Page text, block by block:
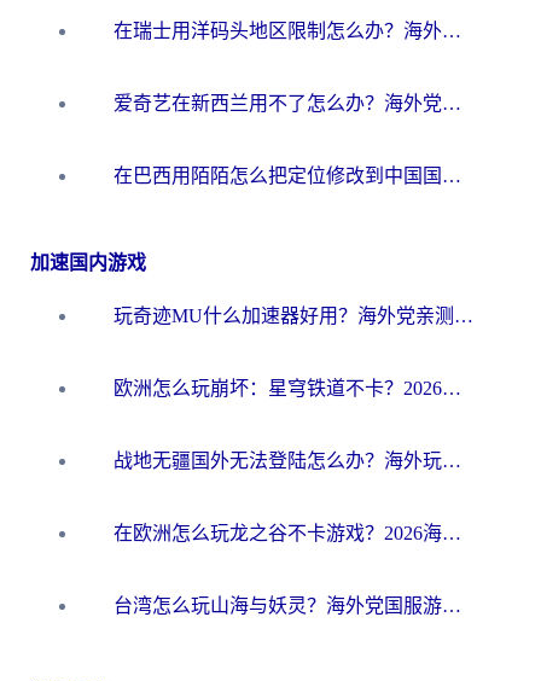
在瑞士用洋码头地区限制怎么办？海外华人必看的回国加速全攻略
爱奇艺在新西兰用不了怎么办？海外党亲测有效的回国加速方案
在巴西用陌陌怎么把定位修改到中国国内？海外党必看的回国加速全攻略
加速国内游戏
玩奇迹MU什么加速器好用？海外党亲测：这款加速器让你告别延迟卡顿！
欧洲怎么玩崩坏：星穹铁道不卡？2026海外玩家国服游戏加速器终极攻略
战地无疆国外无法登陆怎么办？海外玩家国服畅玩终极指南（附欧服魔兽EVE加速方案）
在欧洲怎么玩龙之谷不卡游戏？2026海外党国服游戏加速全攻略
台湾怎么玩山海与妖灵？海外党国服游戏加速全攻略，告别延迟卡顿